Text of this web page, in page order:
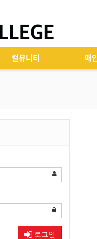
컬뮤니티 애
로그인